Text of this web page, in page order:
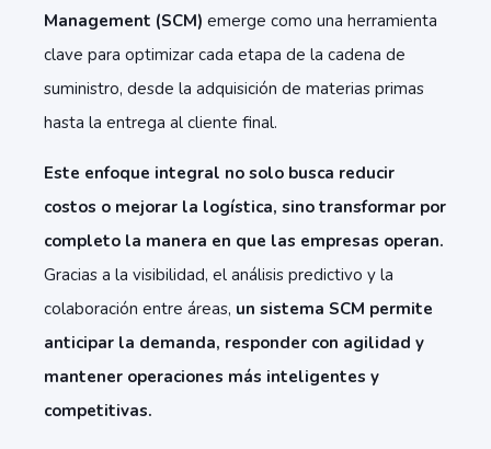
Management (SCM) emerge como una herramienta
clave para optimizar cada etapa de la cadena de
suministro, desde la adquisición de materias primas
hasta la entrega al cliente final.
Este enfoque integral no solo busca reducir
costos o mejorar la logística, sino transformar por
completo la manera en que las empresas operan.
Gracias a la visibilidad, el análisis predictivo y la
colaboración entre áreas, un sistema SCM permite
anticipar la demanda, responder con agilidad y
mantener operaciones más inteligentes y
competitivas.